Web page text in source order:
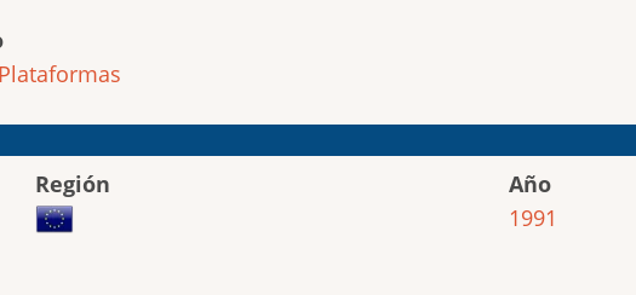
Plataformas
Región
Año
1991